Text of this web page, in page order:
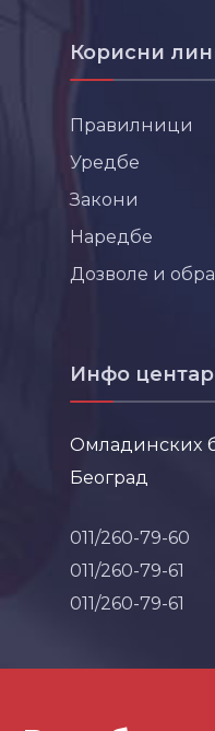
Корисни
Правилници
Уредбе
Закони
Наредбе
Дозволе и
Инфо центар
Омладинских
Београд
011/260-79-60
011/260-79-61
011/260-79-61